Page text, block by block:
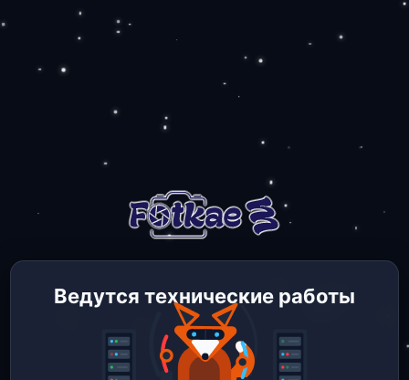
Ведутся технические работы